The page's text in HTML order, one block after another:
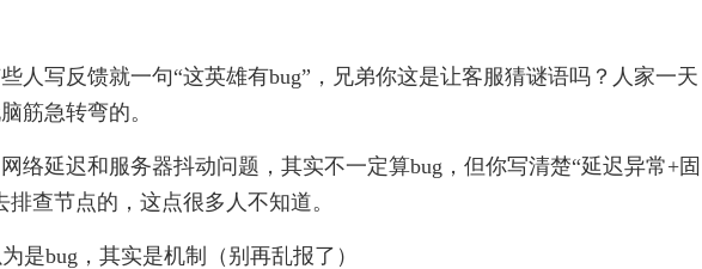
人写反馈就一句“这英雄有bug”，兄弟你这是让客服猜谜语吗？人家一天
筋急转弯的。
络延迟和服务器抖动问题，其实不一定算bug，但你写清楚“延迟异常+固
查节点的，这点很多人不知道。
是bug，其实是机制（别再乱报了）